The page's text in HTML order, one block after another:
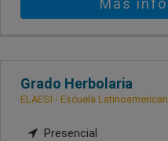
Más
Grado Herbolaria
ELAESI - Escuela
Presencial